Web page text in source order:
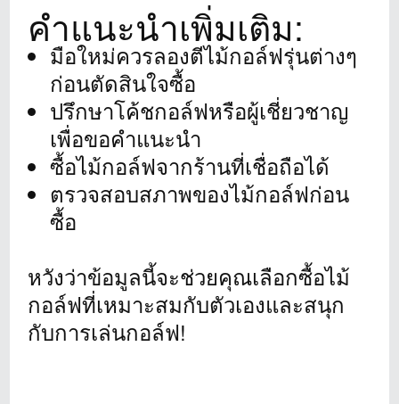
คำแนะนำเพิ่มเติม:
มือใหม่ควรลองตีไม้กอล์ฟรุ่นต่างๆ
ก่อนตัดสินใจซื้อ
ปรึกษาโค้ชกอล์ฟหรือผู้เชี่ยวชาญ
เพื่อขอคำแนะนำ
ซื้อไม้กอล์ฟจากร้านที่เชื่อถือได้
ตรวจสอบสภาพของไม้กอล์ฟก่อน
ซื้อ
หวังว่าข้อมูลนี้จะช่วยคุณเลือกซื้อไม้
กอล์ฟที่เหมาะสมกับตัวเองและสนุก
กับการเล่นกอล์ฟ!